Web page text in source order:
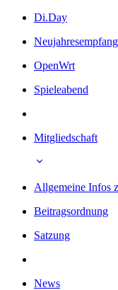
Di.Day
Neujahresempfang
OpenWrt
Spieleabend
Mitgliedschaft
Allgemeine Infos
Beitragsordnung
Satzung
News